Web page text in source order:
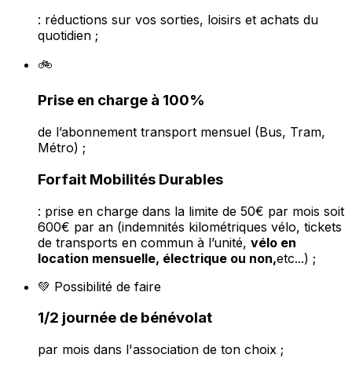
: réductions sur vos sorties, loisirs et achats du
quotidien ;
🚲
Prise en charge à 100%
de l’abonnement transport mensuel (Bus, Tram,
Métro) ;
Forfait Mobilités Durables
: prise en charge dans la limite de 50€ par mois soit
600€ par an (indemnités kilométriques vélo, tickets
de transports en commun à l’unité, vélo en
location mensuelle, électrique ou non,etc...) ;
💚 Possibilité de faire
1/2 journée de bénévolat
par mois dans l'association de ton choix ;